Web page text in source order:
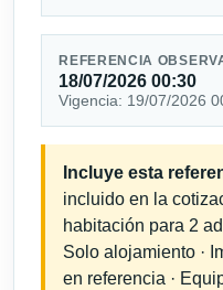
REFERENCIA
18/07/2026 00:30
Vigencia: 19/07/2026
Incluye esta
incluido en la
habitación para 2
Solo alojamiento ·
en referencia ·